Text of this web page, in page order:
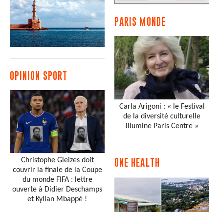
OPINION SPORT
Christophe Gleizes doit
couvrir la finale de la Coupe
du monde FIFA : lettre
ouverte à Didier Deschamps
et Kylian Mbappé !
PARIS MONDE
Carla Arigoni : « le Festival
de la diversité culturelle
illumine Paris Centre »
ONE HEALTH